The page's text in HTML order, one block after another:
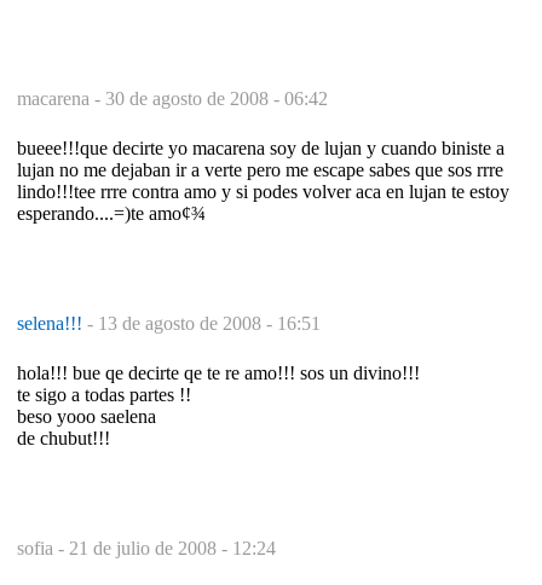
macarena - 30 de agosto de 2008 - 06:42
bueee!!!que decirte yo macarena soy de lujan y cuando biniste a
lujan no me dejaban ir a verte pero me escape sabes que sos rrre
lindo!!!tee rrre contra amo y si podes volver aca en lujan te estoy
esperando....=)te amo¢¾
selena!!! - 13 de agosto de 2008 - 16:51
hola!!! bue qe decirte qe te re amo!!! sos un divino!!!
te sigo a todas partes !!
beso yooo saelena
de chubut!!!
sofia - 21 de julio de 2008 - 12:24